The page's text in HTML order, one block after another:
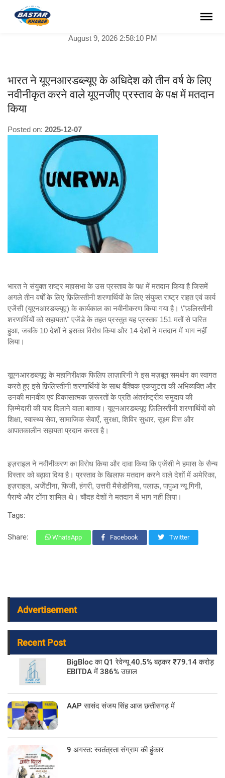
August 9, 2026 2:58:10 PM
भारत ने यूएनआरडब्ल्यूए के अधिदेश को तीन वर्ष के लिए
नवीनीकृत करने वाले यूएनजीए प्रस्ताव के पक्ष में मतदान
किया
Posted on: 2025-12-07
भारत ने संयुक्त राष्ट्र महासभा के उस प्रस्ताव के पक्ष में मतदान किया है जिसमें
अगले तीन वर्षों के लिए फ़िलिस्तीनी शरणार्थियों के लिए संयुक्त राष्ट्र राहत एवं कार्य
एजेंसी (यूएनआरडब्ल्यूए) के कार्यकाल का नवीनीकरण किया गया है। \"फ़लिस्तीनी
शरणार्थियों को सहायता\" एजेंडे के तहत प्रस्तुत यह प्रस्ताव 151 मतों से पारित
हुआ, जबकि 10 देशों ने इसका विरोध किया और 14 देशों ने मतदान में भाग नहीं
लिया।
यूएनआरडब्ल्यूए के महानिरीक्षक फिलिप लाज़ारिनी ने इस मज़बूत समर्थन का स्वागत
करते हुए इसे फ़िलिस्तीनी शरणार्थियों के साथ वैश्विक एकजुटता की अभिव्यक्ति और
उनकी मानवीय एवं विकासात्मक ज़रूरतों के प्रति अंतर्राष्ट्रीय समुदाय की
ज़िम्मेदारी की याद दिलाने वाला बताया। यूएनआरडब्ल्यूए फ़िलिस्तीनी शरणार्थियों को
शिक्षा, स्वास्थ्य सेवा, सामाजिक सेवाएँ, सुरक्षा, शिविर सुधार, सूक्ष्म वित्त और
आपातकालीन सहायता प्रदान करता है।
इज़राइल ने नवीनीकरण का विरोध किया और दावा किया कि एजेंसी ने हमास के सैन्य
विस्तार को बढ़ावा दिया है। प्रस्ताव के खिलाफ मतदान करने वाले देशों में अमेरिका,
इज़राइल, अर्जेंटीना, फिजी, हंगरी, उत्तरी मैसेडोनिया, पलाऊ, पापुआ न्यू गिनी,
पैराग्वे और टोंगा शामिल थे। चौदह देशों ने मतदान में भाग नहीं लिया।
Tags:
Share: WhatsApp Facebook Twitter
Advertisement
Recent Post
BigBloc का Q1 रेवेन्यू 40.5% बढ़कर ₹79.14 करोड़
EBITDA में 386% उछाल
AAP सासंद संजय सिंह आज छत्तीसगढ़ में
9 अगस्त: स्वतंत्रता संग्राम की हुंकार